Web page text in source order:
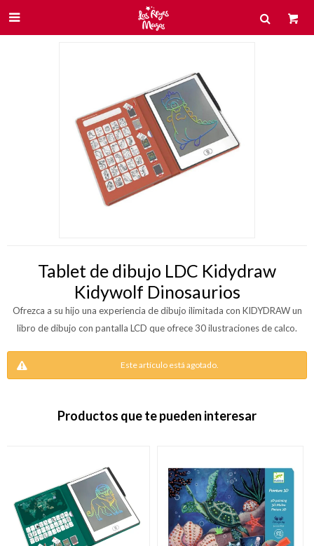

Tablet de dibujo LDC Kidydraw
Kidywolf Dinosaurios
Ofrezca a su hijo una experiencia de dibujo ilimitada con KIDYDRAW un
libro de dibujo con pantalla LCD que ofrece 30 ilustraciones de calco.
Este artículo está agotado.
Productos que te pueden interesar